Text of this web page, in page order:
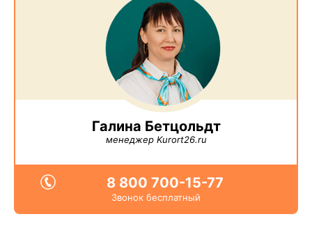
Галина Бетцольдт
менеджер Kurort26.ru
8 800 700-15-77
Звонок бесплатный